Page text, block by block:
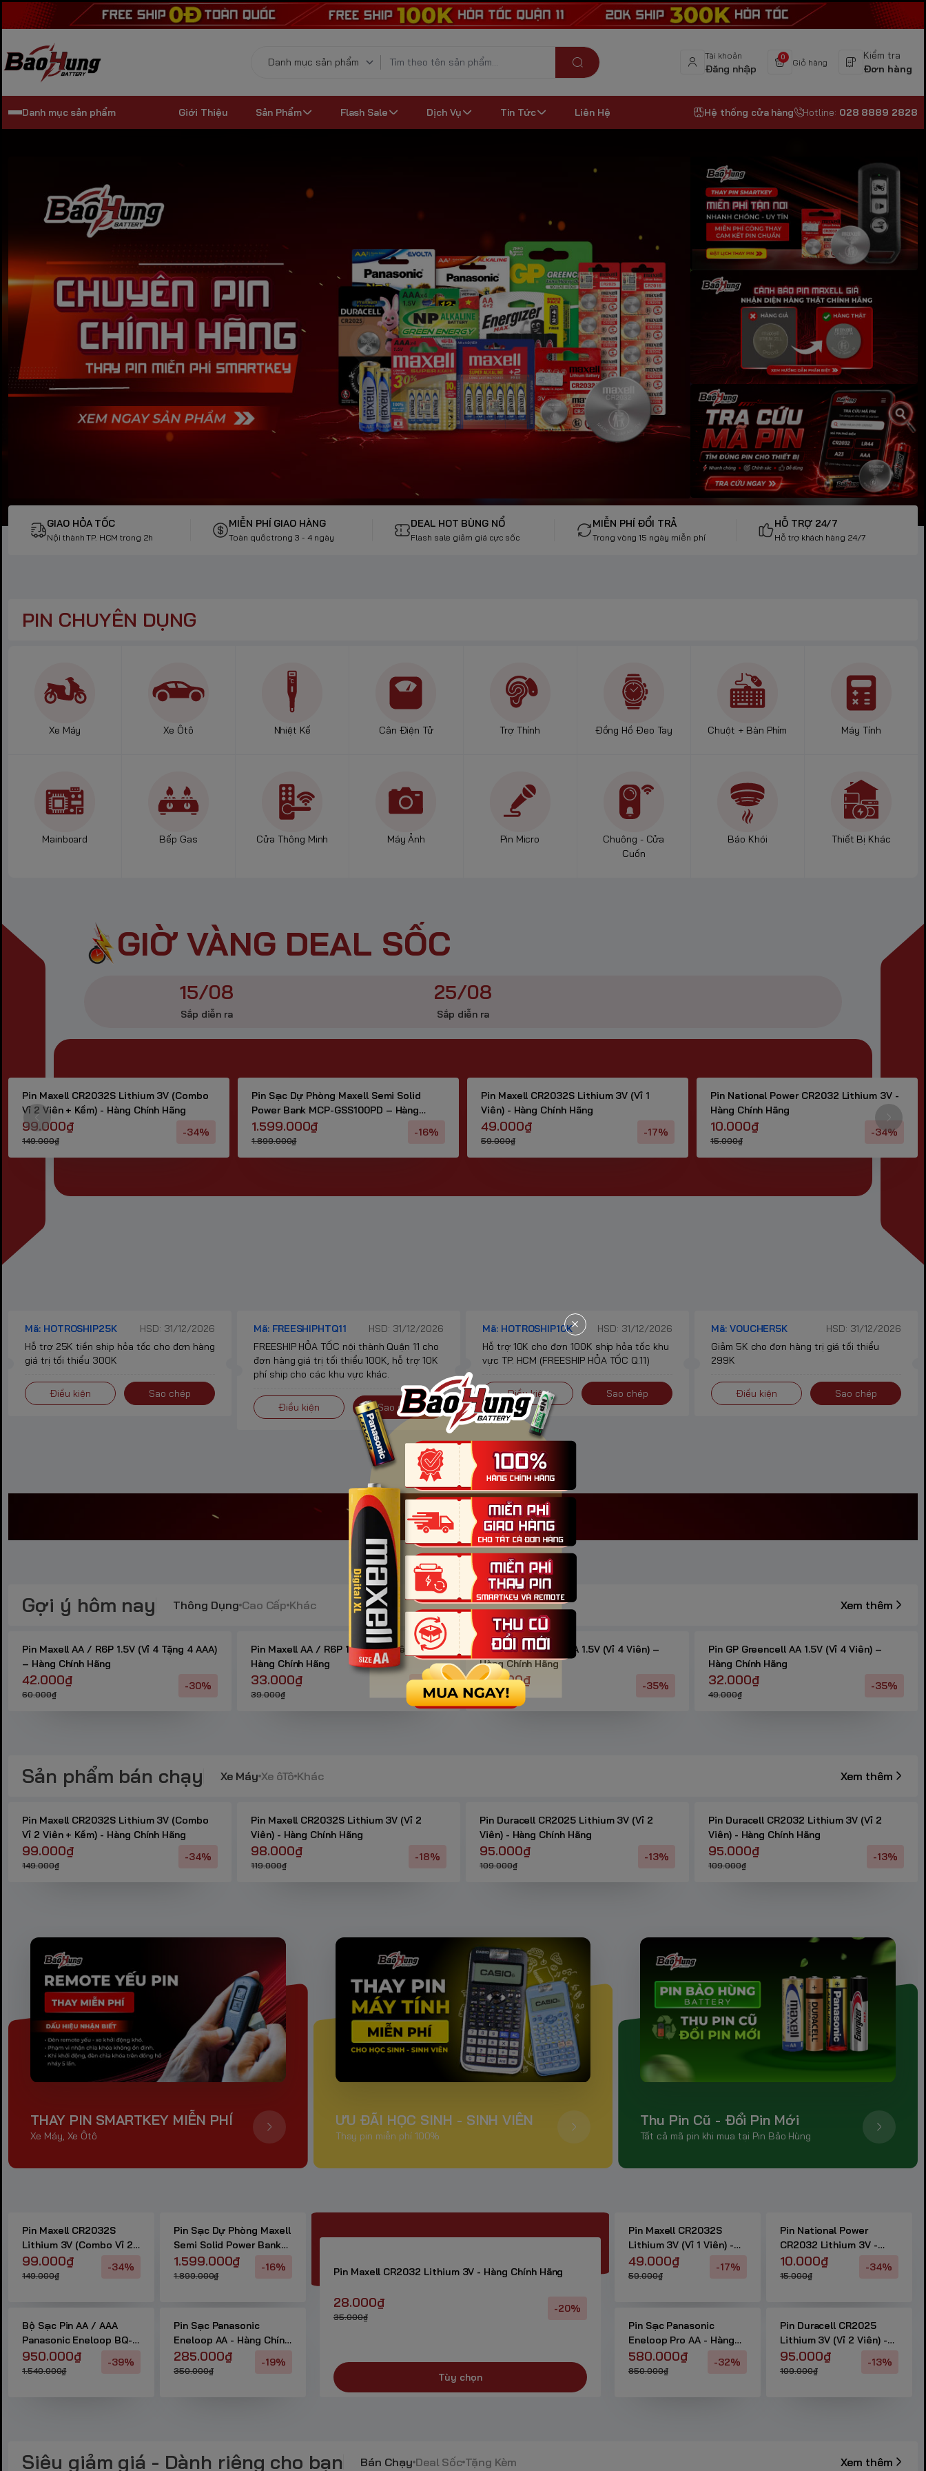
Tài khoản
Đăng nhập
0
Giỏ hàng
Kiểm tra
Đơn hàng
Danh mục sản phẩm Giới Thiệu Sản Phẩm Flash Sale Dịch Vụ Tin Tức Liên Hệ Hệ thống cửa hàng Hotline: 028 8889 2828
GIAO HỎA TỐC
Nội thành TP. HCM trong 2h
MIỄN PHÍ GIAO HÀNG
Toàn quốc trong 3 - 4 ngày
DEAL HOT BÙNG NỔ
Flash sale giảm giá cực sốc
MIỄN PHÍ ĐỔI TRẢ
Trong vòng 15 ngày miễn phí
HỖ TRỢ 24/7
Hỗ trợ khách hàng 24/7
PIN CHUYÊN DỤNG
Xe Máy Xe Ôtô Nhiệt Kế Cân Điện Tử Trợ Thính Đồng Hồ Đeo Tay Chuột + Bàn Phím Máy Tính
Mainboard Bếp Gas Cửa Thông Minh Máy Ảnh Pin Micro
Chuông - Cửa
Cuốn
Báo Khói Thiết Bị Khác
GIỜ VÀNG DEAL SỐC
15/08
Sắp diễn ra
25/08
Sắp diễn ra
Pin Maxell CR2032S Lithium 3V (Combo
Vỉ 2 Viên + Kềm) - Hàng Chính Hãng
99.000₫
149.000₫
-34%
Pin Sạc Dự Phòng Maxell Semi Solid
Power Bank MCP-GSS100PD – Hàng
Chính Hãng
1.599.000₫
1.899.000₫
-16%
Pin Maxell CR2032S Lithium 3V (Vỉ 1
Viên) - Hàng Chính Hãng
49.000₫
59.000₫
-17%
Pin National Power CR2032 Lithium 3V -
Hàng Chính Hãng
10.000₫
15.000₫
-34%
Mã: HOTROSHIP25K
HSD: 31/12/2026
Hỗ trợ 25K tiền ship hỏa tốc cho đơn hàng
giá trị tối thiểu 300K
Điều kiện Sao chép
Mã: FREESHIPHTQ11
HSD: 31/12/2026
FREESHIP HỎA TỐC nội thành Quận 11 cho
đơn hàng giá trị tối thiểu 100K, hỗ trợ 10K
phí ship cho các khu vực khác.
Điều kiện Sao chép
Mã: HOTROSHIP10K
HSD: 31/12/2026
Hỗ trợ 10K cho đơn 100K ship hỏa tốc khu
vực TP. HCM (FREESHIP HỎA TỐC Q.11)
Điều kiện Sao chép
Mã: VOUCHER5K
HSD: 31/12/2026
Giảm 5K cho đơn hàng trị giá tối thiểu
299K
Điều kiện Sao chép
@pinbaohung
Gợi ý hôm nay Thông Dụng Cao Cấp Khác Xem thêm
Pin Maxell AA / R6P 1.5V (Vỉ 4 Tặng 4 AAA)
– Hàng Chính Hãng
42.000₫
60.000₫
-30%
Pin Maxell AA / R6P 1.5V (Vỉ 4 Viên) –
Hàng Chính Hãng
33.000₫
39.000₫
-16%
Pin GP Greencell AAA 1.5V (Vỉ 4 Viên) –
Hàng Chính Hãng
32.000₫
49.000₫
-35%
Pin GP Greencell AA 1.5V (Vỉ 4 Viên) –
Hàng Chính Hãng
32.000₫
49.000₫
-35%
Sản phẩm bán chạy Xe Máy Xe ôTô Khác Xem thêm
Pin Maxell CR2032S Lithium 3V (Combo
Vỉ 2 Viên + Kềm) - Hàng Chính Hãng
99.000₫
149.000₫
-34%
Pin Maxell CR2032S Lithium 3V (Vỉ 2
Viên) - Hàng Chính Hãng
98.000₫
119.000₫
-18%
Pin Duracell CR2025 Lithium 3V (Vỉ 2
Viên) - Hàng Chính Hãng
95.000₫
109.000₫
-13%
Pin Duracell CR2032 Lithium 3V (Vỉ 2
Viên) - Hàng Chính Hãng
95.000₫
109.000₫
-13%
THAY PIN SMARTKEY MIỄN PHÍ
Xe Máy, Xe Ôtô
ƯU ĐÃI HỌC SINH - SINH VIÊN
Thay pin miễn phí 100%
Thu Pin Cũ - Đổi Pin Mới
Tất cả mã pin khi mua tại Pin Bảo Hùng
Pin Maxell CR2032 Lithium 3V - Hàng Chính Hãng
28.000₫
35.000₫
-20%
Tùy chọn
Pin Maxell CR2032S
Lithium 3V (Combo Vỉ 2
Viên + Kềm) - Hàng Chính
Hãng
99.000₫
149.000₫
-34%
Pin Sạc Dự Phòng Maxell
Semi Solid Power Bank
MCP-GSS100PD – Hàng
Chính Hãng
1.599.000₫
1.899.000₫
-16%
Pin Maxell CR2032S
Lithium 3V (Vỉ 1 Viên) -
Hàng Chính Hãng
49.000₫
59.000₫
-17%
Pin National Power
CR2032 Lithium 3V -
Hàng Chính Hãng
10.000₫
15.000₫
-34%
Bộ Sạc Pin AA / AAA
Panasonic Eneloop BQ-
CC55E (Sạc Nhanh) -
Hàng Chính Hãng
950.000₫
1.540.000₫
-39%
Pin Sạc Panasonic
Eneloop AA - Hàng Chính
Hãng
285.000₫
350.000₫
-19%
Pin Sạc Panasonic
Eneloop Pro AA - Hàng
Chính Hãng
580.000₫
850.000₫
-32%
Pin Duracell CR2025
Lithium 3V (Vỉ 2 Viên) -
Hàng Chính Hãng
95.000₫
109.000₫
-13%
Siêu giảm giá - Dành riêng cho bạn Bán Chạy Deal Sốc Tặng Kèm Xem thêm